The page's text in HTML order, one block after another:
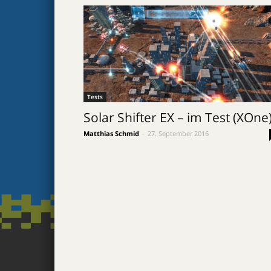
Tests
Solar Shifter EX – im Test
Matthias Schmid 27. September 2016